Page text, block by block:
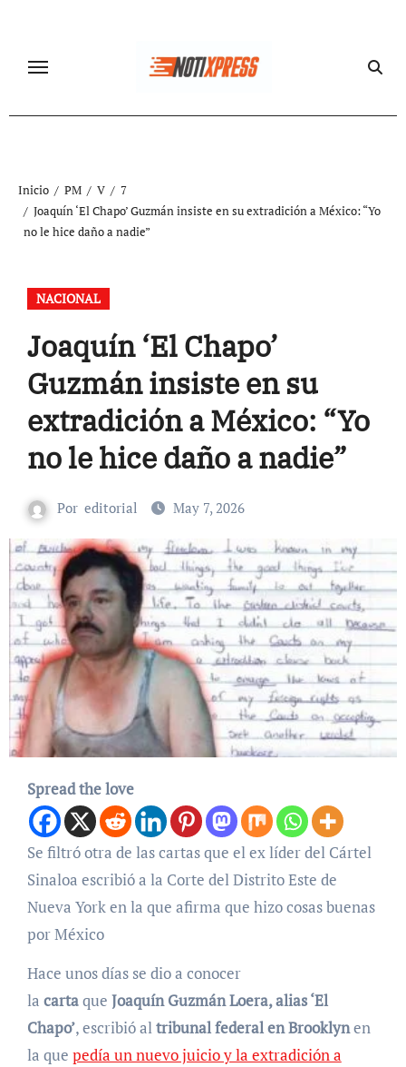
contenido
Inicio PM V
7
Joaquín ‘El Chapo’ Guzmán insiste en su extradición a México: “Yo
no le hice daño a nadie”
NACIONAL
Joaquín ‘El Chapo’
Guzmán insiste en su
extradición a México: “Yo
no le hice daño a nadie”
Por editorial May 7, 2026
Spread the love
Se filtró otra de las cartas que el ex líder del Cártel
Sinaloa escribió a la Corte del Distrito Este de
Nueva York en la que afirma que hizo cosas buenas
por México
Hace unos días se dio a conocer
la cartaque Joaquín Guzmán Loera, alias ‘El
Chapo’, escribió altribunal federal en Brooklynen
la que pedía un nuevo juicio y la extradición a